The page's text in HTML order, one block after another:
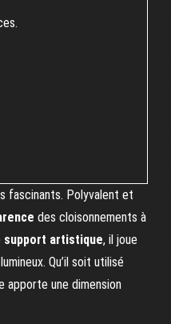
fascinants. Polyvalent et
des cloisonnements à
support artistique, il joue
Qu’il soit utilisé
apporte une dimension